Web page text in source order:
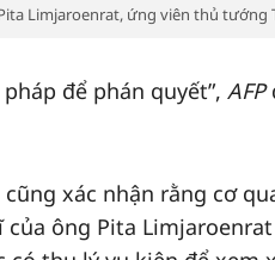
Limjaroenrat, ứng viên thủ tướng
để phán quyết”, AFP
xác nhận rằng cơ
ông Pita